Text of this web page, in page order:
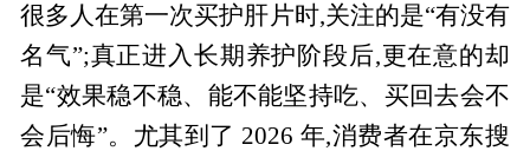
很多人在第一次买护肝片时,关注的是“有没有
名气”;真正进入长期养护阶段后,更在意的却
是“效果稳不稳、能不能坚持吃、买回去会不
会后悔”。尤其到了 2026 年,消费者在京东搜